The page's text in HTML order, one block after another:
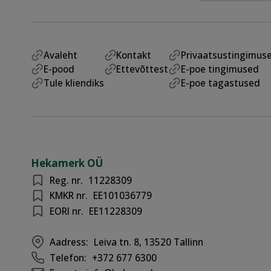
Avaleht
E-pood
Tule kliendiks
Kontakt
Ettevõttest
E-poe tingimused
E-poe tagastused
Hekamerk OÜ
Reg. nr. 11228309
KMKR nr. EE101036779
EORI nr. EE11228309
Aadress: Leiva tn. 8, 13520 Tallinn
Telefon: +372 677 6300